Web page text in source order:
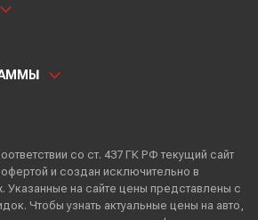
со ст. 437 ГК РФ текущий сайт
и создан исключительно в
Указанные на сайте цены представлены с
Чтобы узнать актуальные цены на авто,